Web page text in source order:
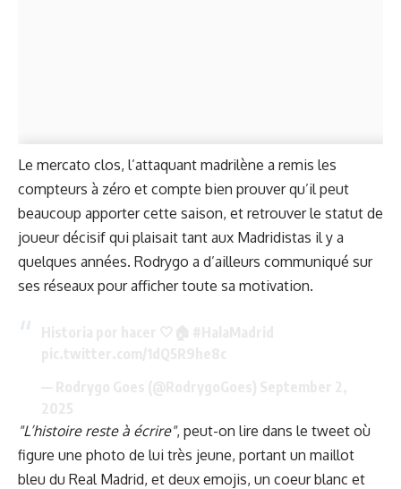
Le mercato clos, l’attaquant madrilène a remis les
compteurs à zéro et compte bien prouver qu’il peut
beaucoup apporter cette saison, et retrouver le statut de
joueur décisif qui plaisait tant aux Madridistas il y a
quelques années. Rodrygo a d’ailleurs communiqué sur
ses réseaux pour afficher toute sa motivation.
"L’histoire reste à écrire", peut-on lire dans le tweet où
figure une photo de lui très jeune, portant un maillot
bleu du Real Madrid, et deux emojis, un coeur blanc et